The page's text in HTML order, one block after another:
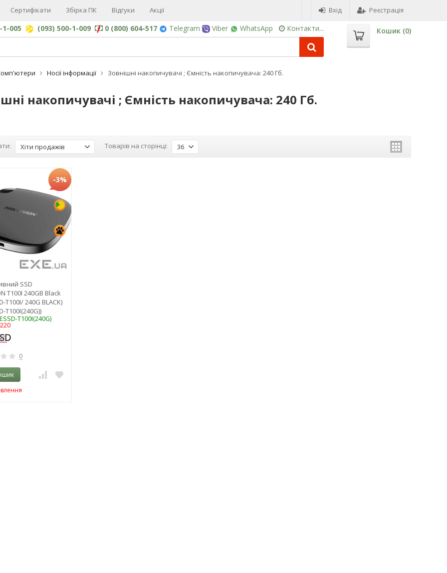
Сертифікати Збірка ПК Відгуки Акції Вхід Реєстрація
1-005 (093) 500-1-009 0 (800) 604-517 Telegram Viber WhatsApp Контакти... Кошик (0)
Носії інформації Зовнішні накопичувачі ; Ємність накопичувача: 240 Гб.
накопичувачі ; Ємність накопичувача: 240 Гб.
Хіти продажів Товарів на сторінці: 36
-3%
SSD
T100I 240GB Black
T100I/ 240G BLACK)
T100I(240G))
T100I(240G)
0